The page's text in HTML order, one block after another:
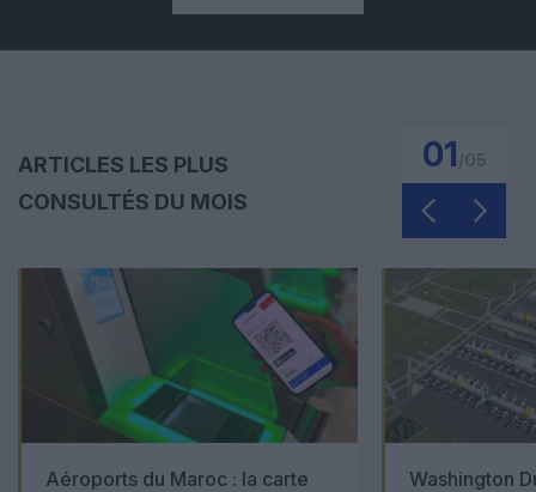
ARTICLES LES PLUS
CONSULTÉS DU MOIS
01
Aéroports du Maroc : la carte
Washington